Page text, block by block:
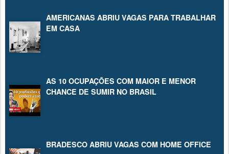
AMERICANAS ABRIU VAGAS PARA TRABALHAR
EM CASA
AS 10 OCUPAÇÕES COM MAIOR E MENOR
CHANCE DE SUMIR NO BRASIL
BRADESCO ABRIU VAGAS COM HOME OFFICE